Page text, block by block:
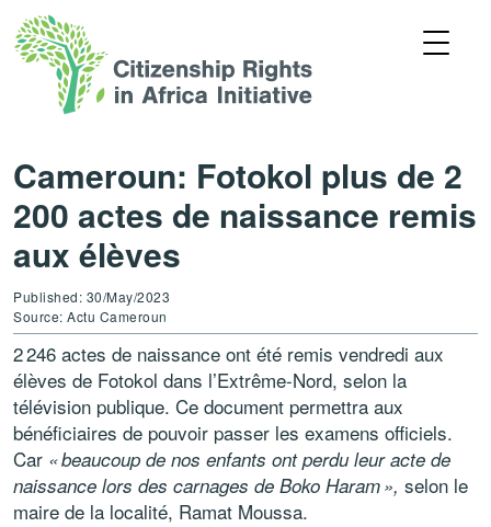
Cameroun: Fotokol plus de 2
200 actes de naissance remis
aux élèves
Published: 30/May/2023
Source: Actu Cameroun
2 246 actes de naissance ont été remis vendredi aux
élèves de Fotokol dans l’Extrême-Nord, selon la
télévision publique. Ce document permettra aux
bénéficiaires de pouvoir passer les examens officiels.
Car « beaucoup de nos enfants ont perdu leur acte de
naissance lors des carnages de Boko Haram », selon le
maire de la localité, Ramat Moussa.